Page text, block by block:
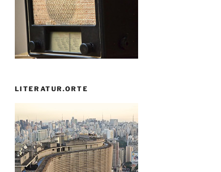
LITERATUR.ORTE